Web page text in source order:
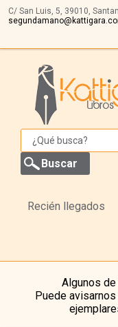
C/ San Luis, 5, 39010,
Recién llegados
Algunos
Puede